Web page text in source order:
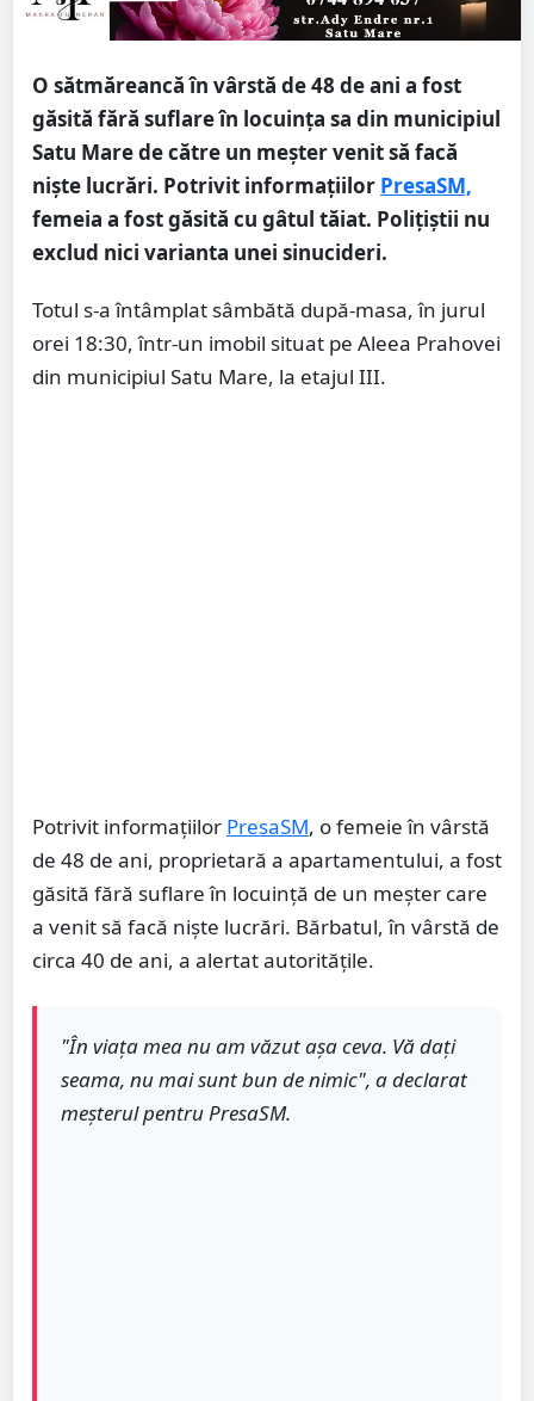
O sătmăreancă în vârstă de 48 de ani a fost
găsită fără suflare în locuința sa din municipiul
Satu Mare de către un meșter venit să facă
niște lucrări. Potrivit informațiilor PresaSM,
femeia a fost găsită cu gâtul tăiat. Polițiștii nu
exclud nici varianta unei sinucideri.
Totul s-a întâmplat sâmbătă după-masa, în jurul
orei 18:30, într-un imobil situat pe Aleea Prahovei
din municipiul Satu Mare, la etajul III.
Potrivit informațiilor PresaSM, o femeie în vârstă
de 48 de ani, proprietară a apartamentului, a fost
găsită fără suflare în locuință de un meșter care
a venit să facă niște lucrări. Bărbatul, în vârstă de
circa 40 de ani, a alertat autoritățile.
"În viața mea nu am văzut așa ceva. Vă dați
seama, nu mai sunt bun de nimic", a declarat
meșterul pentru PresaSM.